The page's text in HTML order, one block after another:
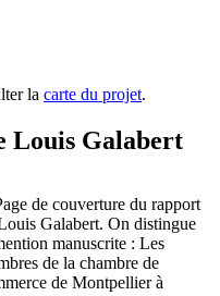
la carte du projet.
Louis Galabert